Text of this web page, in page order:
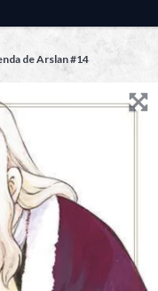
de Arslan #14